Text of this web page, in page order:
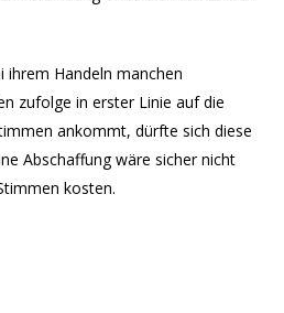
ihrem Handeln manchen
zufolge in erster Linie auf die
ankommt, dürfte sich diese
Abschaffung wäre sicher nicht
kosten.